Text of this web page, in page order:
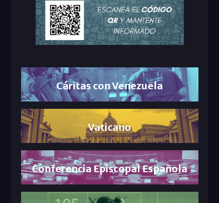
Cáritas con Venezuela
Vaticano
Conferencia Episcopal Española